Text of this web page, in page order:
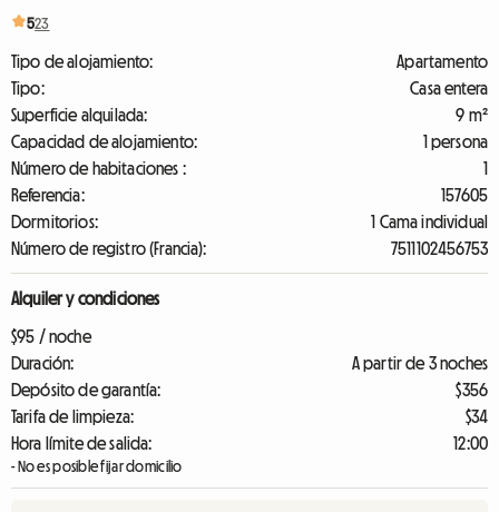
523
Tipo de alojamiento:
Apartamento
Tipo:
Casa entera
Superficie alquilada:
9 m²
Capacidad de alojamiento:
1 persona
Número de habitaciones :
1
Referencia:
157605
Dormitorios:
1 Cama individual
Número de registro (Francia):
7511102456753
Alquiler y condiciones
$95 / noche
Duración:
A partir de 3 noches
Depósito de garantía:
$356
Tarifa de limpieza:
$34
Hora límite de salida:
12:00
- No es posible fijar domicilio